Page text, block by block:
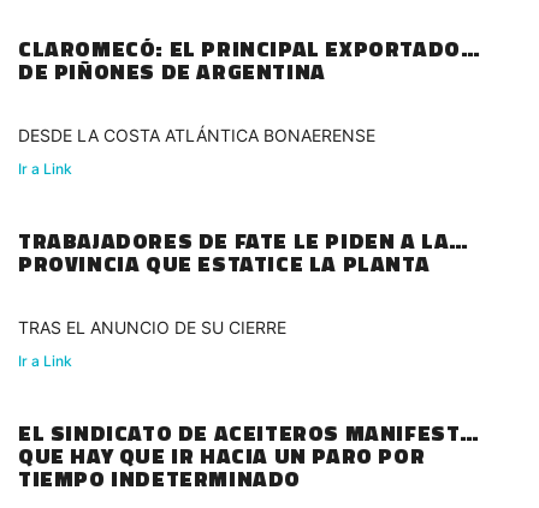
CLAROMECÓ: EL PRINCIPAL EXPORTADOR
DE PIÑONES DE ARGENTINA
DESDE LA COSTA ATLÁNTICA BONAERENSE
Ir a Link
TRABAJADORES DE FATE LE PIDEN A LA
PROVINCIA QUE ESTATICE LA PLANTA
TRAS EL ANUNCIO DE SU CIERRE
Ir a Link
EL SINDICATO DE ACEITEROS MANIFESTÓ
QUE HAY QUE IR HACIA UN PARO POR
TIEMPO INDETERMINADO